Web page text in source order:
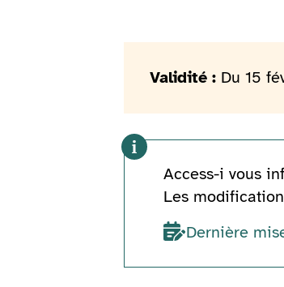
Validité : Du 15
Access-i vous
Les
Dernière